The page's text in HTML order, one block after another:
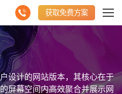
获取免费方案
设计的网站版本，其核心在于
屏幕空间内高效聚合并展示网